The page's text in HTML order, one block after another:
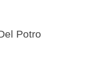
Potro